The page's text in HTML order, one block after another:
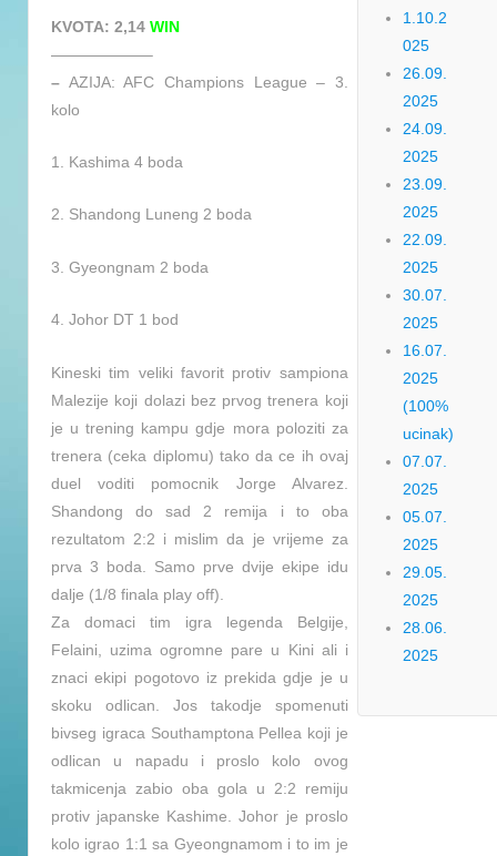
KVOTA: 2,14 WIN
——————–
– AZIJA: AFC Champions League – 3.
kolo
1. Kashima 4 boda
2. Shandong Luneng 2 boda
3. Gyeongnam 2 boda
4. Johor DT 1 bod
Kineski tim veliki favorit protiv sampiona
Malezije koji dolazi bez prvog trenera koji
je u trening kampu gdje mora poloziti za
trenera (ceka diplomu) tako da ce ih ovaj
duel voditi pomocnik Jorge Alvarez.
Shandong do sad 2 remija i to oba
rezultatom 2:2 i mislim da je vrijeme za
prva 3 boda. Samo prve dvije ekipe idu
dalje (1/8 finala play off).
Za domaci tim igra legenda Belgije,
Felaini, uzima ogromne pare u Kini ali i
znaci ekipi pogotovo iz prekida gdje je u
skoku odlican. Jos takodje spomenuti
bivseg igraca Southamptona Pellea koji je
odlican u napadu i proslo kolo ovog
takmicenja zabio oba gola u 2:2 remiju
protiv japanske Kashime. Johor je proslo
kolo igrao 1:1 sa Gyeongnamom i to im je
1.10.2
025
26.09.
2025
24.09.
2025
23.09.
2025
22.09.
2025
30.07.
2025
16.07.
2025
(100%
ucinak)
07.07.
2025
05.07.
2025
29.05.
2025
28.06.
2025